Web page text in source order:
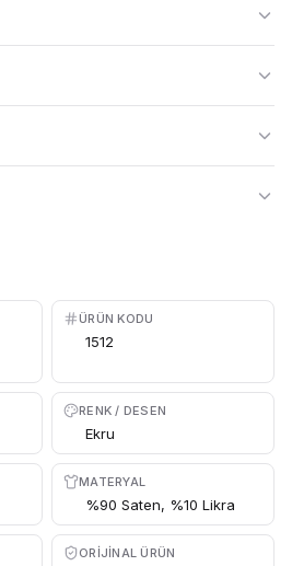
ÜRÜN KODU
1512
RENK / DESEN
Ekru
MATERYAL
%90 Saten, %10 Likra
ORIJINAL ÜRÜN